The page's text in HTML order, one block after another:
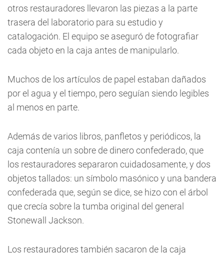
otros restauradores llevaron las piezas a la parte
trasera del laboratorio para su estudio y
catalogación. El equipo se aseguró de fotografiar
cada objeto en la caja antes de manipularlo.
Muchos de los artículos de papel estaban dañados
por el agua y el tiempo, pero seguían siendo legibles
al menos en parte.
Además de varios libros, panfletos y periódicos, la
caja contenía un sobre de dinero confederado, que
los restauradores separaron cuidadosamente, y dos
objetos tallados: un símbolo masónico y una bandera
confederada que, según se dice, se hizo con el árbol
que crecía sobre la tumba original del general
Stonewall Jackson.
Los restauradores también sacaron de la caja